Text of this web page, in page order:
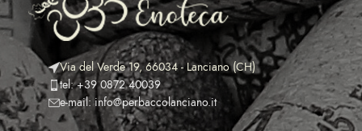
Via del Verde 19, 66034 - Lanciano (CH)
tel: +39 0872 40039
e-mail: info@perbaccolanciano.it